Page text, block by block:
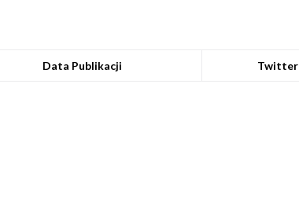
Data Publikacji Twitter